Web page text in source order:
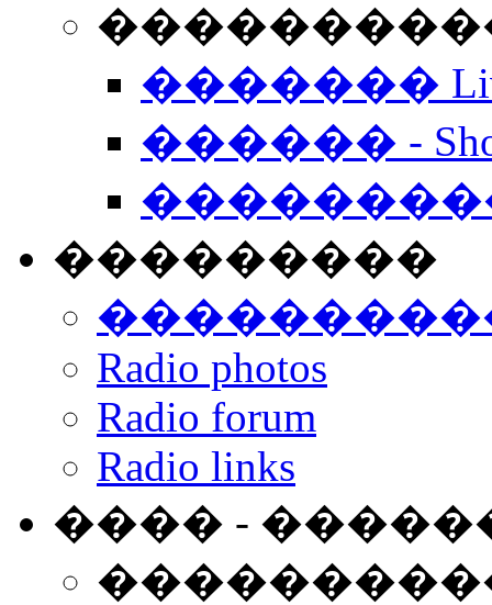
����������
�������
������ -
���������
Radio photos
Radio forum
Radio links
���� -